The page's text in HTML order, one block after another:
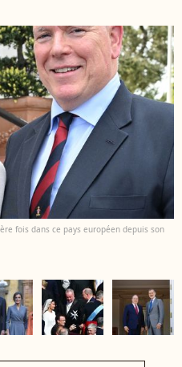
fois dans ce pays européen depuis son